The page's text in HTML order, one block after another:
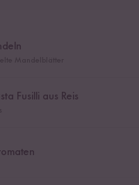
Fusilli aus Reis